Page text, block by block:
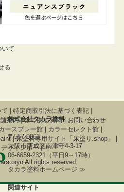
て
る
株式会社タカラ塗料
〒557-0063
大阪市西成区南津守4-3-17
06-6659-2321（平日9～17時）
タカラ塗料ホームページ ≫
関連サイト
特定商取引法に基づく表記|
案内| よくある質問| お問い合わせ
ースプレー館 カラーセレクト館
| 床塗料専用サイト「床塗り.shop」
ザインボード|
All rights reserved.